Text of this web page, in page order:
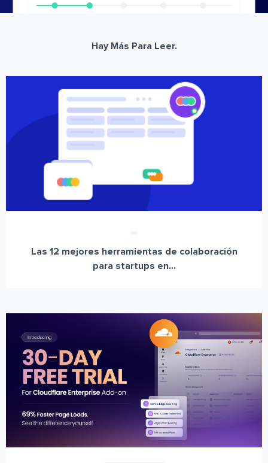
Hay Más Para Leer.
Las 12 mejores herramientas de colaboración
para startups en...